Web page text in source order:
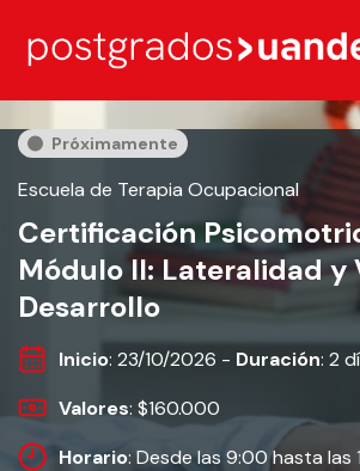
Próximamente
Escuela de Terapia Ocupacional
Certificación
Módulo II: Lateralidad y
Desarrollo
Inicio: 23/10/2026 - Duración: 2
Valores: $160.000
Horario: Desde las 9:00 hasta las